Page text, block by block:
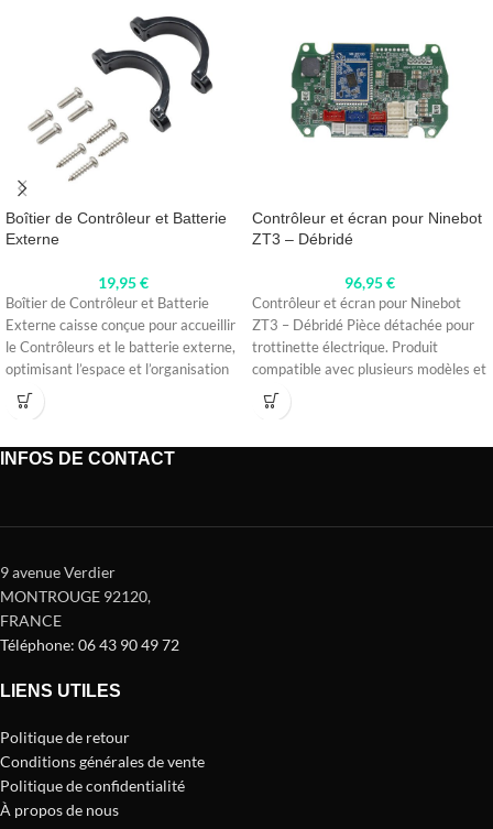
Boîtier de Contrôleur et Batterie
Externe
19,95€
Boîtier de Contrôleur et Batterie
Externe caisse conçue pour accueillir
le Contrôleurs et le batterie externe,
optimisant l’espace et l’organisation
Contrôleur et écran pour Ninebot
ZT3 – Débridé
96,95€
Contrôleur et écran pour Ninebot
ZT3 – Débridé Pièce détachée pour
trottinette électrique. Produit
compatible avec plusieurs modèles et
conçu
INFOS DE CONTACT
9 avenue Verdier
MONTROUGE 92120,
FRANCE
Téléphone: 06 43 90 49 72
LIENS UTILES
Politique de retour
Conditions générales de vente
Politique de confidentialité
À propos de nous